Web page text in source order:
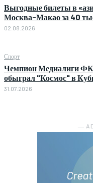
Выгодные билеты в
Москва-Макао за 40
02.08.2026
Спорт
Чемпион Медиалиги ФК
обыграл "Космос" в
31.07.2026
―